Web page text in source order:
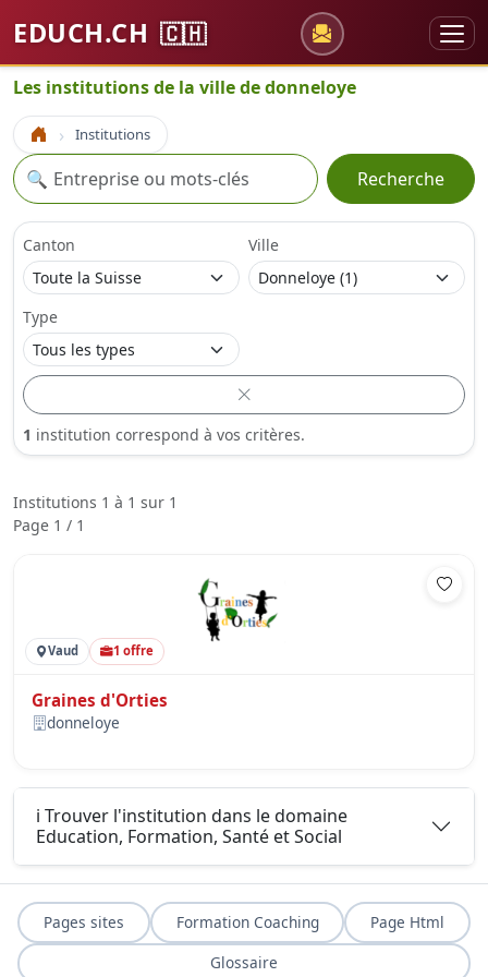
EDUCH.CH 🇨🇭
Les institutions de la ville de donneloye
Accueil Institutions
Recherche
🔍 Recherche
Canton Ville
Type
1 institution correspond à vos critères.
Institutions 1 à 1 sur 1
Page 1 / 1
Vaud 1 offre
Graines d'Orties
donneloye
ℹ️ Trouver l'institution dans le domaine
Education, Formation, Santé et Social
Pages sites Formation Coaching
Page Html
Glossaire